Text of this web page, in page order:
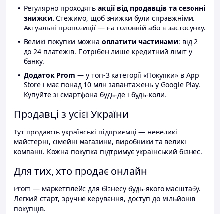
Регулярно проходять акції від продавців та сезонні
знижки. Стежимо, щоб знижки були справжніми.
Актуальні пропозиції — на головній або в застосунку.
Великі покупки можна оплатити частинами: від 2
до 24 платежів. Потрібен лише кредитний ліміт у
банку.
Додаток Prom — у топ-3 категорії «Покупки» в App
Store і має понад 10 млн завантажень у Google Play.
Купуйте зі смартфона будь-де і будь-коли.
Продавці з усієї України
Тут продають українські підприємці — невеликі
майстерні, сімейні магазини, виробники та великі
компанії. Кожна покупка підтримує український бізнес.
Для тих, хто продає онлайн
Prom — маркетплейс для бізнесу будь-якого масштабу.
Легкий старт, зручне керування, доступ до мільйонів
покупців.